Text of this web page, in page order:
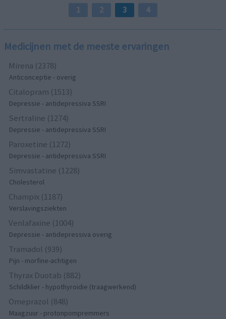
1 2 3 4
Medicijnen met de meeste ervaringen
Mirena (2378)
Anticonceptie - overig
Citalopram (1513)
Depressie - antidepressiva SSRI
Sertraline (1274)
Depressie - antidepressiva SSRI
Paroxetine (1272)
Depressie - antidepressiva SSRI
Simvastatine (1228)
Cholesterol
Champix (1187)
Verslavingsziekten
Venlafaxine (1004)
Depressie - antidepressiva overig
Tramadol (939)
Pijn - morfine-achtigen
Thyrax Duotab (882)
Schildklier - hypothyroidie (traagwerkend)
Omeprazol (848)
Maagzuur - protonpompremmers